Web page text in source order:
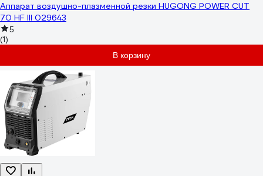
Аппарат воздушно-плазменной резки HUGONG POWER CUT
70 HF III 029643
5
(1)
В корзину